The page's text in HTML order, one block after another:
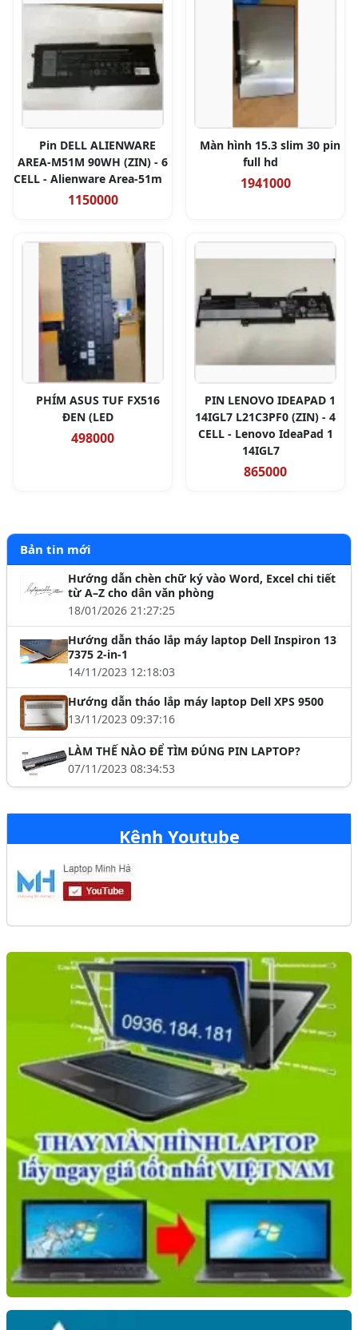
Pin DELL ALIENWARE
AREA-M51M 90WH (ZIN) - 6
CELL - Alienware Area-51m
1150000
Màn hình 15.3 slim 30 pin
full hd
1941000
PHÍM ASUS TUF FX516
ĐEN (LED
498000
PIN LENOVO IDEAPAD 1
14IGL7 L21C3PF0 (ZIN) - 4
CELL - Lenovo IdeaPad 1
14IGL7
865000
Bản tin mới
Hướng dẫn chèn chữ ký vào Word, Excel chi tiết
từ A–Z cho dân văn phòng
18/01/2026 21:27:25
Hướng dẫn tháo lắp máy laptop Dell Inspiron 13
7375 2-in-1
14/11/2023 12:18:03
Hướng dẫn tháo lắp máy laptop Dell XPS 9500
13/11/2023 09:37:16
LÀM THẾ NÀO ĐỂ TÌM ĐÚNG PIN LAPTOP?
07/11/2023 08:34:53
Kênh Youtube